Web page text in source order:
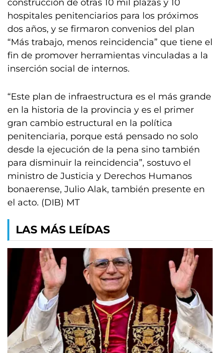
construcción de otras 10 mil plazas y 10
hospitales penitenciarios para los próximos
dos años, y se firmaron convenios del plan
“Más trabajo, menos reincidencia” que tiene el
fin de promover herramientas vinculadas a la
inserción social de internos.
“Este plan de infraestructura es el más grande
en la historia de la provincia y es el primer
gran cambio estructural en la política
penitenciaria, porque está pensado no solo
desde la ejecución de la pena sino también
para disminuir la reincidencia”, sostuvo el
ministro de Justicia y Derechos Humanos
bonaerense, Julio Alak, también presente en
el acto. (DIB) MT
LAS MÁS LEÍDAS